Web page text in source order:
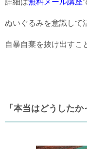
ぬいぐるみを意識して
自暴自棄を抜け出すこ
「本当はどうした